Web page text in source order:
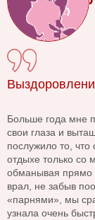
Больше года мне
свои глаза и
послужило то,
отдыхе только со
обманывая прямо
врал, не забыв
«парнями», мы
узнала очень